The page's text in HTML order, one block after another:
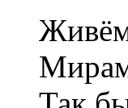
Живём